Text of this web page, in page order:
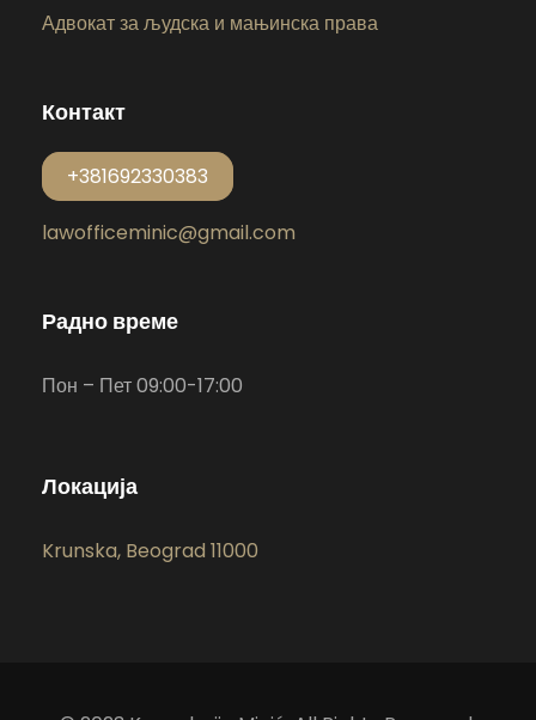
Адвокат за људска и мањинска права
Контакт
+381692330383
lawofficeminic@gmail.com
Радно време
Пон – Пет 09:00-17:00
Локација
Krunska, Beograd 11000